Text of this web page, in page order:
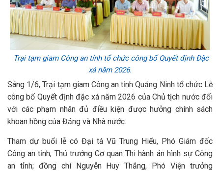
Trại tạm giam Công an tỉnh tổ chức công bố Quyết định Đặc
xá năm 2026.
Sáng 1/6, Trại tạm giam Công an tỉnh Quảng Ninh tổ chức Lễ
công bố Quyết định đặc xá năm 2026 của Chủ tịch nước đối
với các phạm nhân đủ điều kiện được hưởng chính sách
khoan hồng của Đảng và Nhà nước.
Tham dự buổi lễ có Đại tá Vũ Trung Hiếu, Phó Giám đốc
Công an tỉnh, Thủ trưởng Cơ quan Thi hành án hình sự Công
an tỉnh; đồng chí Nguyễn Huy Thắng, Phó Viện trưởng